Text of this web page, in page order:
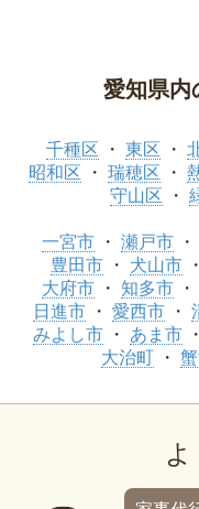
愛知県内
千種区
東区
昭和区
瑞穂区
守山区
一宮市
瀬戸市
豊田市
犬山市
大府市
知多市
日進市
愛西市
みよし市
あま市
大治町